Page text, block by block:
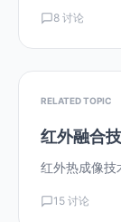
8 讨论
RELATED TOPIC
红外融合
红外热成像技
15 讨论